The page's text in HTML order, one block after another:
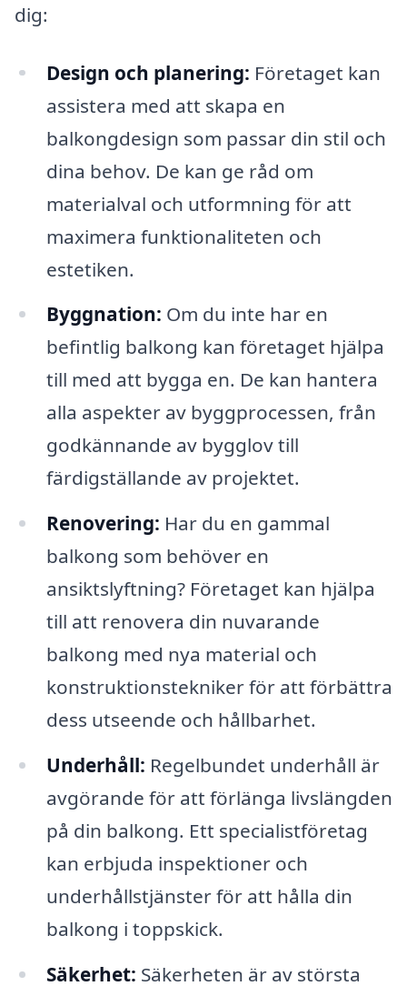
dig:
Design och planering: Företaget kan
assistera med att skapa en
balkongdesign som passar din stil och
dina behov. De kan ge råd om
materialval och utformning för att
maximera funktionaliteten och
estetiken.
Byggnation: Om du inte har en
befintlig balkong kan företaget hjälpa
till med att bygga en. De kan hantera
alla aspekter av byggprocessen, från
godkännande av bygglov till
färdigställande av projektet.
Renovering: Har du en gammal
balkong som behöver en
ansiktslyftning? Företaget kan hjälpa
till att renovera din nuvarande
balkong med nya material och
konstruktionstekniker för att förbättra
dess utseende och hållbarhet.
Underhåll: Regelbundet underhåll är
avgörande för att förlänga livslängden
på din balkong. Ett specialistföretag
kan erbjuda inspektioner och
underhållstjänster för att hålla din
balkong i toppskick.
Säkerhet: Säkerheten är av största